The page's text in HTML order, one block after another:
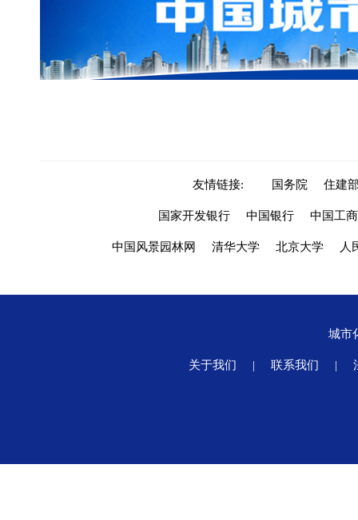
友情链接: 国务院 住建
国家开发银行 中国银行 中国工
中国风景园林网 清华大学 北京大学 人
城市
关于我们 | 联系我们 |